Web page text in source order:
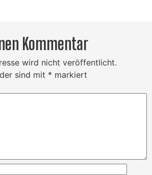
Kommentar
wird nicht veröffentlicht.
sind mit * markiert